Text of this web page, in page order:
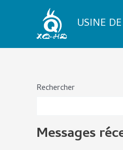
USINE
Rechercher
Messages